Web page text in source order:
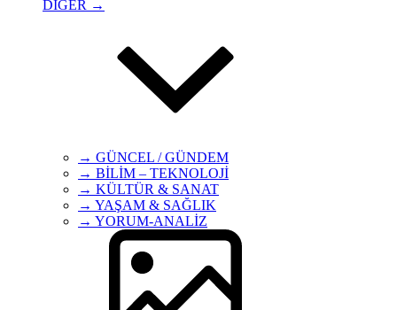
DİĞER →
→ GÜNCEL / GÜNDEM
→ BİLİM – TEKNOLOJİ
→ KÜLTÜR & SANAT
→ YAŞAM & SAĞLIK
→ YORUM-ANALİZ